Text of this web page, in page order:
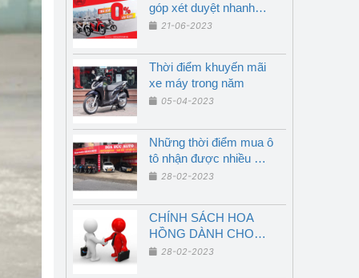
góp xét duyệt nhanh
chóng
21-06-2023
Thời điểm khuyến mãi
xe máy trong năm
05-04-2023
Những thời điểm mua ô
tô nhận được nhiều ưu
đãi nhất - Nghệ An
28-02-2023
CHÍNH SÁCH HOA
HỒNG DÀNH CHO
NGƯỜI GIỚI THIỆU
28-02-2023